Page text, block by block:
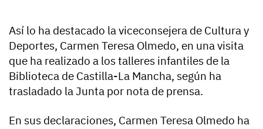
Así lo ha destacado la viceconsejera de Cultura y
Deportes, Carmen Teresa Olmedo, en una visita
que ha realizado a los talleres infantiles de la
Biblioteca de Castilla-La Mancha, según ha
trasladado la Junta por nota de prensa.
En sus declaraciones, Carmen Teresa Olmedo ha